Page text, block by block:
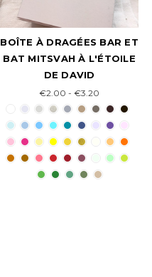
BOÎTE À DRAGÉES BAR ET
BAT MITSVAH À L'ÉTOILE
DE DAVID
€2.00 - €3.20